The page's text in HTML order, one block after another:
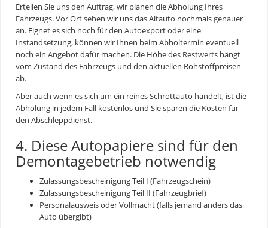
Erteilen Sie uns den Auftrag, wir planen die Abholung Ihres
Fahrzeugs. Vor Ort sehen wir uns das Altauto nochmals genauer
an. Eignet es sich noch für den Autoexport oder eine
Instandsetzung, können wir Ihnen beim Abholtermin eventuell
noch ein Angebot dafür machen. Die Höhe des Restwerts hängt
vom Zustand des Fahrzeugs und den aktuellen Rohstoffpreisen
ab.
Aber auch wenn es sich um ein reinesSchrottauto handelt, ist die
Abholung in jedem Fall kostenlos und Sie sparen die Kosten für
den Abschleppdienst.
4. Diese Autopapiere sind für den
Demontagebetrieb notwendig
Zulassungsbescheinigung Teil I (Fahrzeugschein)
Zulassungsbescheinigung Teil II (Fahrzeugbrief)
Personalausweis oder Vollmacht (falls jemand anders das
Auto übergibt)